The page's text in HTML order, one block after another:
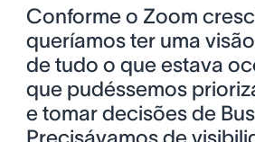
Conforme o Zoom
queríamos ter uma
de tudo o que estava
que pudéssemos
e tomar decisões de